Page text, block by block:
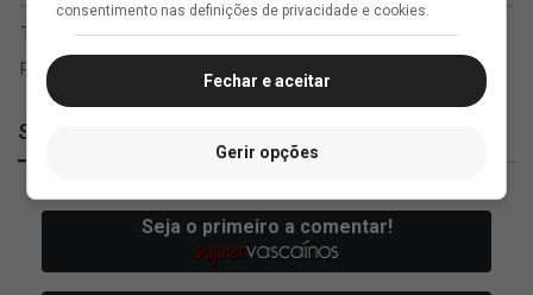
SuperVasco
consentimento nas definições de privacidade e cookies.
Fechar e aceitar
Gerir opções